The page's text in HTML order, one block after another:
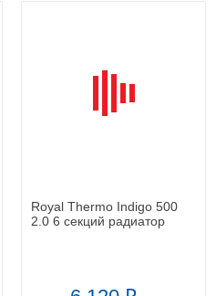
Royal Thermo Indigo 500
2.0 6 секций радиатор